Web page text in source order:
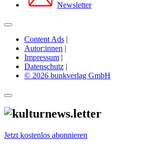
Newsletter
Content Ads |
Autor:innen |
Impressum |
Datenschutz |
© 2026 bunkverlag GmbH
Jetzt kostenlos abonnieren